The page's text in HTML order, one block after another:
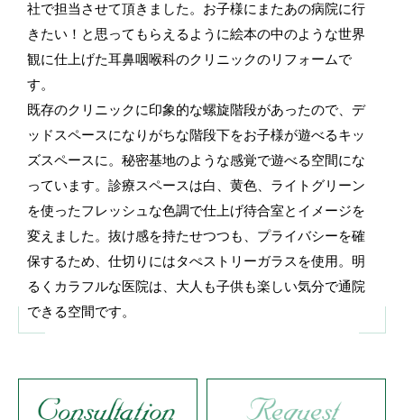
社で担当させて頂きました。お子様にまたあの病院に行
きたい！と思ってもらえるように絵本の中のような世界
観に仕上げた耳鼻咽喉科のクリニックのリフォームで
す。
既存のクリニックに印象的な螺旋階段があったので、デ
ッドスペースになりがちな階段下をお子様が遊べるキッ
ズスペースに。秘密基地のような感覚で遊べる空間にな
っています。診療スペースは白、黄色、ライトグリーン
を使ったフレッシュな色調で仕上げ待合室とイメージを
変えました。抜け感を持たせつつも、プライバシーを確
保するため、仕切りにはタぺストリーガラスを使用。明
るくカラフルな医院は、大人も子供も楽しい気分で通院
できる空間です。